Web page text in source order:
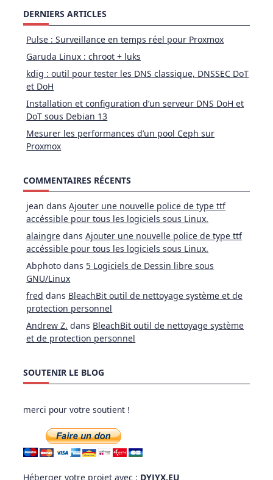
DERNIERS ARTICLES
Pulse : Surveillance en temps réel pour Proxmox
Garuda Linux : chroot + luks
kdig : outil pour tester les DNS classique, DNSSEC DoT
et DoH
Installation et configuration d’un serveur DNS DoH et
DoT sous Debian 13
Mesurer les performances d’un pool Ceph sur
Proxmox
COMMENTAIRES RÉCENTS
jean dansAjouter une nouvelle police de type ttf
accéssible pour tous les logiciels sous Linux.
alaingre dansAjouter une nouvelle police de type ttf
accéssible pour tous les logiciels sous Linux.
Abphoto dans 5 Logiciels de Dessin libre sous
GNU/Linux
fred dans BleachBit outil de nettoyage système et de
protection personnel
Andrew Z. dans BleachBit outil de nettoyage système
et de protection personnel
SOUTENIR LE BLOG
merci pour votre soutient !
Héberger votre projet avec : DYJYX.EU